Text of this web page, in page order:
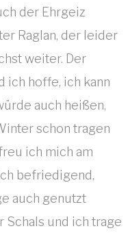
der Ehrgeiz
Raglan, der leider
weiter. Der
ich hoffe, ich kann
auch heißen,
schon tragen
ich mich am
befriedigend,
auch genutzt
und ich trage